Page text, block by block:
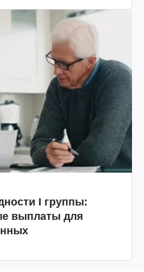
I группы:
выплаты для